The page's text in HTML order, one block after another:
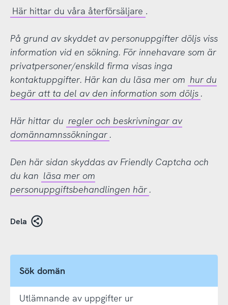
Här hittar du våra återförsäljare .
På grund av skyddet av personuppgifter döljs viss
information vid en sökning. För innehavare som är
privatpersoner/enskild firma visas inga
kontaktuppgifter. Här kan du läsa mer om hur du
begär att ta del av den information som döljs .
Här hittar du regler och beskrivningar av
domännamnssökningar .
Den här sidan skyddas av Friendly Captcha och
du kan läsa mer om
personuppgiftsbehandlingen här .
Dela
Sök domän
Utlämnande av uppgifter ur